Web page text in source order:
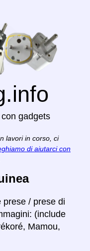
gadgets
lavori in corso, ci
di aiutarci con
prese / prese di
(include
Mamou,